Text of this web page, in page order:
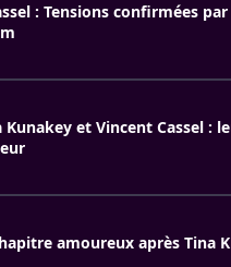
: Tensions confirmées
et Vincent Cassel :
amoureux après Tina